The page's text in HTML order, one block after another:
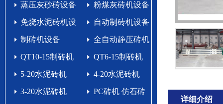
蒸压灰砂砖设备 粉煤灰砖机设备
免烧水泥砖机设
备生产线
自动制砖机设备
生产线
制砖机设备 全自动静压砖机
QT10-15制砖机 QT6-15制砖机
5-20水泥砖机 4-20水泥砖机
3-20水泥砖机 PC砖机 仿石砖
详细介绍